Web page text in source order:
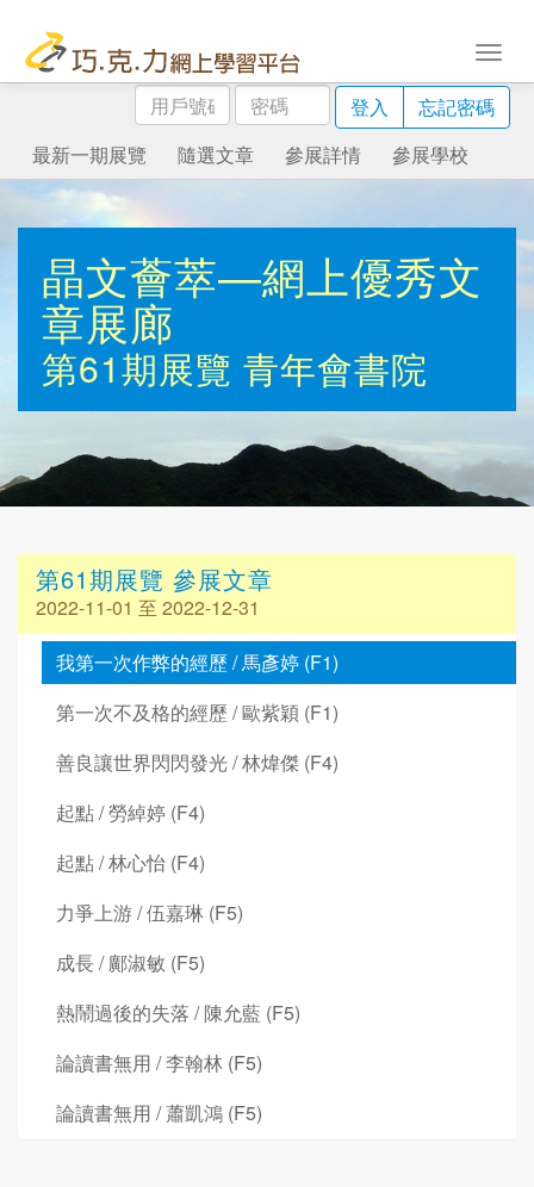
用
戶
號
碼
密
碼
登入
忘記密碼
最新一期展覽
隨選文章 參展詳情 參展學校
晶文薈萃—網上優秀文
章展廊
第61期展覽 青年會書院
第61期展覽 參展文章
2022-11-01 至 2022-12-31
我第一次作弊的經歷 / 馬彥婷 (F1)
第一次不及格的經歷 / 歐紫穎 (F1)
善良讓世界閃閃發光 / 林煒傑 (F4)
起點 / 勞綽婷 (F4)
起點 / 林心怡 (F4)
力爭上游 / 伍嘉琳 (F5)
成長 / 鄺淑敏 (F5)
熱鬧過後的失落 / 陳允藍 (F5)
論讀書無用 / 李翰林 (F5)
論讀書無用 / 蕭凱鴻 (F5)